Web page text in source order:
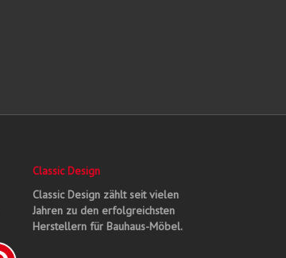
Classic Design
Classic Design zählt seit vielen
Jahren zu den erfolgreichsten
Herstellern für Bauhaus-Möbel.